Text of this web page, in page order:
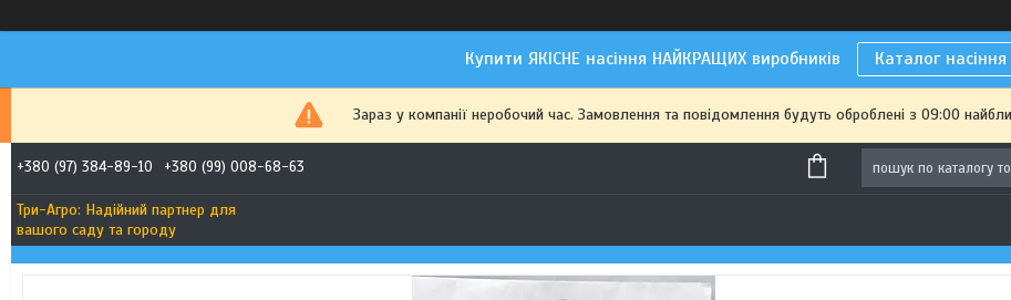
Купити ЯКІСНЕ насіння НАЙКРАЩИХ виробників Каталог насіння
Зараз у компанії неробочий час. Замовлення та повідомлення будуть оброблені з 09:00
+380 (97) 384-89-10 +380 (99) 008-68-63
Три-Агро: Надійний партнер для
вашого саду та городу